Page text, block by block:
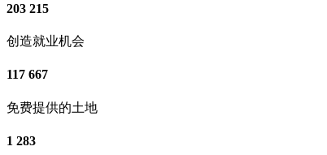
203 215
创造就业机会
117 667
免费提供的土地
1 283